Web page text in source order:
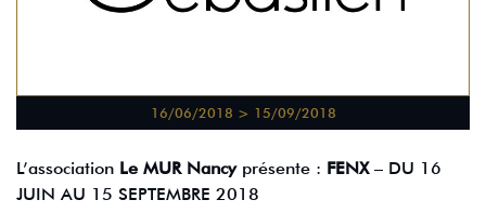
16/06/2018 > 15/09/2018
L’association Le MUR Nancyprésente : FENX– DU 16
JUIN AU 15 SEPTEMBRE 2018